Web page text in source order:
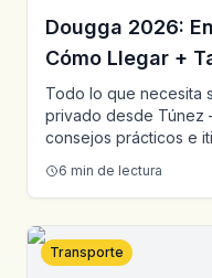
Dougga 2026:
Cómo Llegar +
Todo lo que necesita
privado desde Túnez
consejos prácticos e
6 min de lectura
Transporte